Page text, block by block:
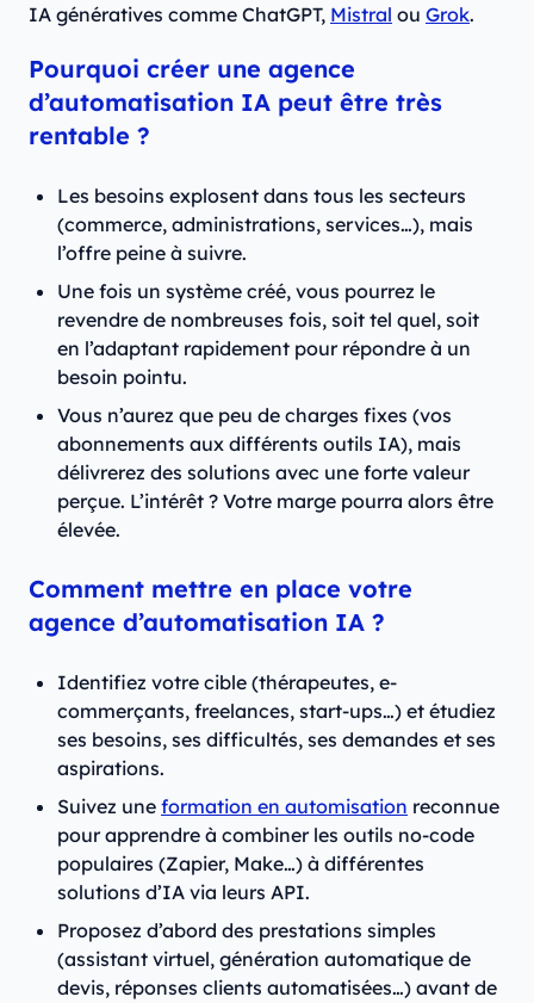
IA génératives comme ChatGPT, Mistral ou Grok.
Pourquoi créer une agence
d’automatisation IA peut être très
rentable ?
Les besoins explosent dans tous les secteurs
(commerce, administrations, services…), mais
l’offre peine à suivre.
Une fois un système créé, vous pourrez le
revendre de nombreuses fois, soit tel quel, soit
en l’adaptant rapidement pour répondre à un
besoin pointu.
Vous n’aurez que peu de charges fixes (vos
abonnements aux différents outils IA), mais
délivrerez des solutions avec une forte valeur
perçue. L’intérêt ? Votre marge pourra alors être
élevée.
Comment mettre en place votre
agence d’automatisation IA ?
Identifiez votre cible (thérapeutes, e-
commerçants, freelances, start-ups…) et étudiez
ses besoins, ses difficultés, ses demandes et ses
aspirations.
Suivez une formation en automisation reconnue
pour apprendre à combiner les outils no-code
populaires (Zapier, Make…) à différentes
solutions d’IA via leurs API.
Proposez d’abord des prestations simples
(assistant virtuel, génération automatique de
devis, réponses clients automatisées…) avant de